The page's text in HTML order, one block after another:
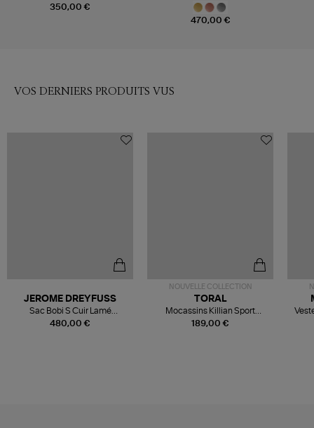
350,00 €
470,00 €
VOS DERNIERS PRODUITS VUS
480,00 €
JEROME DREYFUSS
Sac Bobi S Cuir Lamé
Champagne
NOUVELLE COLLECTION
189,00 €
TORAL
Mocassins Killian Sport
Mousse